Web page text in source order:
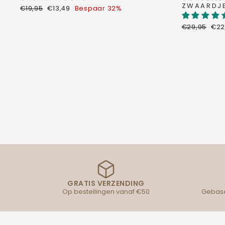
Normale
€19,95 Verkoopprijs
€13,49 Bespaar 32%
ZWAARDJE
Normale
€29,95
GRATIS VERZENDING
Op bestellingen vanaf €50